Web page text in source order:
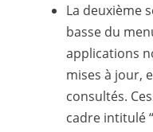
La deuxième
basse du
applications
mises à jour,
consultés.
cadre intitulé